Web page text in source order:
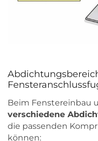
Beim Fenstereinbau
verschiedene
die passenden
können: